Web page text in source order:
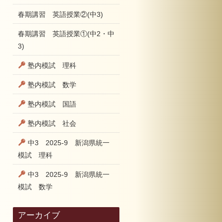
春期講習 英語授業②(中3)
春期講習 英語授業①(中2・中
3)
塾内模試 理科
塾内模試 数学
塾内模試 国語
塾内模試 社会
中3 2025-9 新潟県統一
模試 理科
中3 2025-9 新潟県統一
模試 数学
アーカイブ